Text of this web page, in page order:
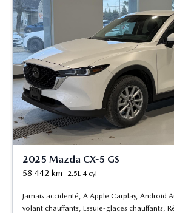
2025 Mazda CX-5 GS
58 442 km 2.5L 4 cyl
Jamais accidenté, A Apple Carplay, Android
volant chauffants, Essuie-glaces chauffants,